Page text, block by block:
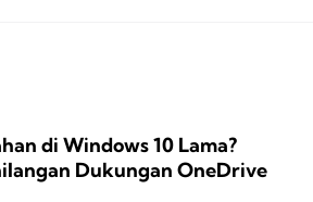
di Windows 10 Lama?
Dukungan OneDrive